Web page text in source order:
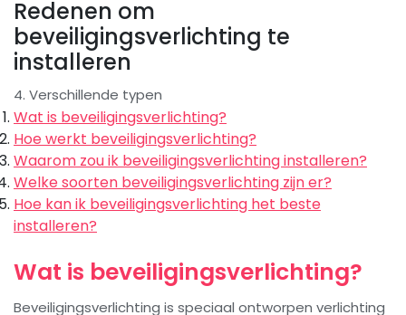
Redenen om
beveiligingsverlichting te
installeren
4. Verschillende typen
Wat is beveiligingsverlichting?
Hoe werkt beveiligingsverlichting?
Waarom zou ik beveiligingsverlichting installeren?
Welke soorten beveiligingsverlichting zijn er?
Hoe kan ik beveiligingsverlichting het beste
installeren?
Wat is beveiligingsverlichting?
Beveiligingsverlichting is speciaal ontworpen verlichting